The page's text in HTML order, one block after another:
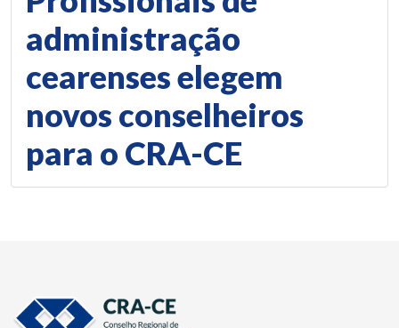
administração
cearenses elegem
novos conselheiros
para o CRA-CE